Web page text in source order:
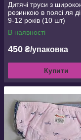
Дитячі труси з
резинкою в поясі ля
9-12 років (10 шт)
В наявності
450 ₴/упаковка
Купити